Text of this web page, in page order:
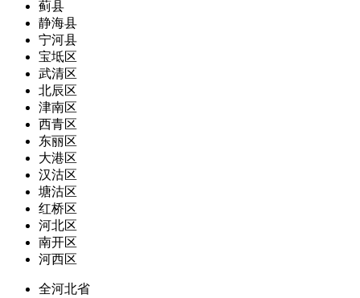
蓟县
静海县
宁河县
宝坻区
武清区
北辰区
津南区
西青区
东丽区
大港区
汉沽区
塘沽区
红桥区
河北区
南开区
河西区
全河北省